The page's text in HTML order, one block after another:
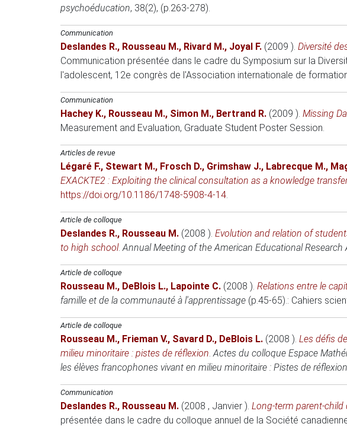
psychoéducation, 38(2), (p.263-278).
Communication
Deslandes R., Rousseau M., Rivard M., Joyal F. (2009 ). Diversité
Communication présentée dans le cadre du Symposium sur la
l'adolescent, 12e congrès de l'Association internationale de
Communication
Hachey K., Rousseau M., Simon M., Bertrand R. (2009 ). Missing
Measurement and Evaluation, Graduate Student Poster Session.
Articles de revue
Légaré F., Stewart M., Frosch D., Grimshaw J., Labrecque M.,
EXACKTE2 : Exploiting the clinical consultation as a knowledge
https://doi.org/10.1186/1748-5908-4-14.
Article de colloque
Deslandes R., Rousseau M. (2008 ). Evolution and relation of
to high school.Annual Meeting of the American Educational Research
Article de colloque
Rousseau M., DeBlois L., Lapointe C. (2008 ). Relations entre le
famille et de la communauté à l'apprentissage (p.45-65).: Cahiers
Article de colloque
Rousseau M., Frieman V., Savard D., DeBlois L. (2008 ). Les défis
milieu minoritaire : pistes de réflexion.Actes du colloque Espace
les élèves francophones vivant en milieu minoritaire : Pistes de réflexion
Communication
Deslandes R., Rousseau M. (2008 , Janvier ). Long-term parent-
présentée dans le cadre du colloque annuel de la Société